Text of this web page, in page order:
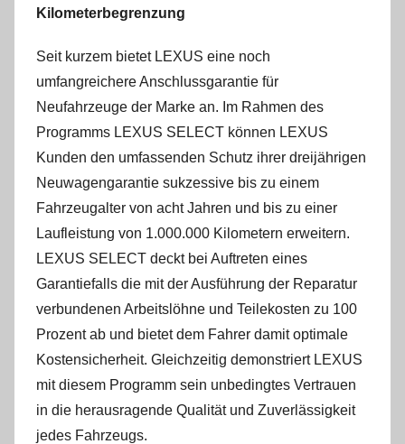
Kilometerbegrenzung
Seit kurzem bietet LEXUS eine noch
umfangreichere Anschlussgarantie für
Neufahrzeuge der Marke an. Im Rahmen des
Programms LEXUS SELECT können LEXUS
Kunden den umfassenden Schutz ihrer dreijährigen
Neuwagengarantie sukzessive bis zu einem
Fahrzeugalter von acht Jahren und bis zu einer
Laufleistung von 1.000.000 Kilometern erweitern.
LEXUS SELECT deckt bei Auftreten eines
Garantiefalls die mit der Ausführung der Reparatur
verbundenen Arbeitslöhne und Teilekosten zu 100
Prozent ab und bietet dem Fahrer damit optimale
Kostensicherheit. Gleichzeitig demonstriert LEXUS
mit diesem Programm sein unbedingtes Vertrauen
in die herausragende Qualität und Zuverlässigkeit
jedes Fahrzeugs.